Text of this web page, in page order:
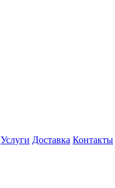
Услуги Доставка Контакты